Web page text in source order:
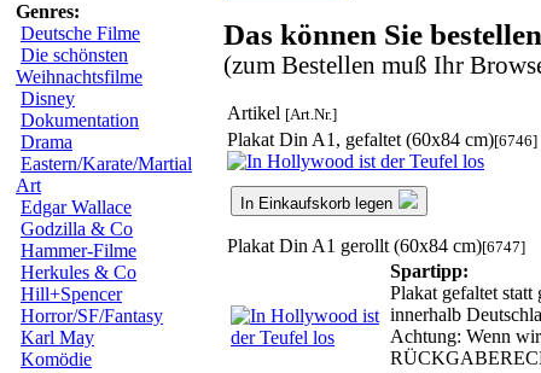
Genres:
Deutsche Filme
Die schönsten
Weihnachtsfilme
Disney
Dokumentation
Drama
Eastern/Karate/Martial
Art
Edgar Wallace
Godzilla & Co
Hammer-Filme
Herkules & Co
Hill+Spencer
Horror/SF/Fantasy
Karl May
Komödie
Das können Sie
(zum Bestellen muß Ihr
Artikel [Art.Nr.]
Plakat Din A1, gefaltet (60x84 cm)[6746]
In Einkaufskorb legen
Plakat Din A1 gerollt (60x84 cm)[6747]
Spartipp:
Plakat gefaltet
innerhalb
Achtung: Wenn